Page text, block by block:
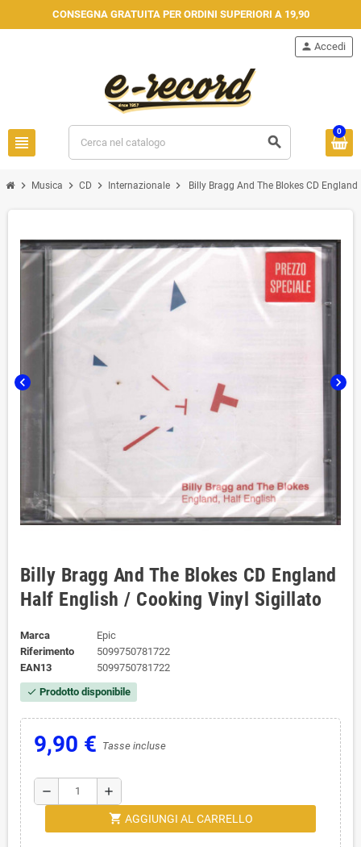
CONSEGNA GRATUITA PER ORDINI SUPERIORI A 19,90
view_headline search
person Accedi
0
chevron_right Musica chevron_right CD chevron_right Internazionale chevron_right Billy Bragg And The Blokes ‎CD
chevron_left chevron_right
Billy Bragg And The Blokes ‎CD England
Half English / Cooking Vinyl ‎Sigillato
Marca
Epic
Riferimento
5099750781722
EAN13
5099750781722
check Prodotto disponibile
9,90 € Tasse incluse
remove add
shopping_cart AGGIUNGI AL CARRELLO